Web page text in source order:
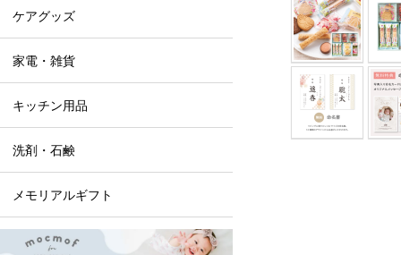
ケアグッズ
家電・雑貨
キッチン用品
洗剤・石鹸
メモリアルギフト